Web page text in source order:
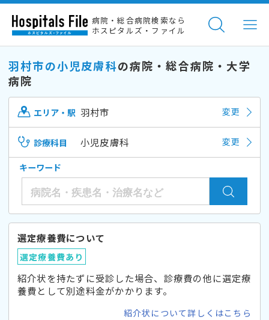
病院・総合病院検索なら
ホスピタルズ・ファイル
羽村市の小児皮膚科の病院・総合病院・大学
病院
エリア・駅 羽村市 変更
診療科目 小児皮膚科 変更
キーワード
選定療養費について
選定療養費あり
紹介状を持たずに受診した場合、診療費の他に選定療
養費として別途料金がかかります。
紹介状について詳しくはこちら